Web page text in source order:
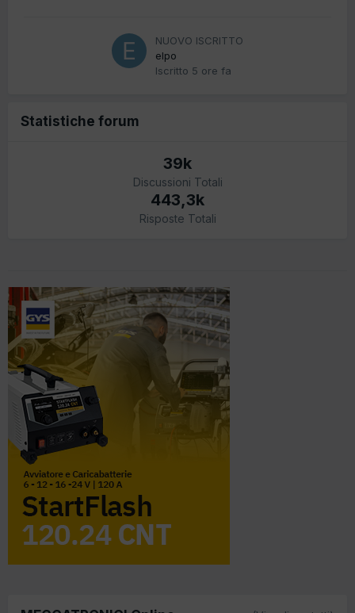
NUOVO ISCRITTO
elpo
Iscritto 5 ore fa
Statistiche forum
39k
Discussioni Totali
443,3k
Risposte Totali